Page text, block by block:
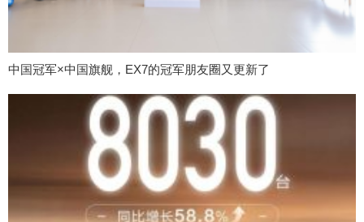
中国冠军×中国旗舰，EX7的冠军朋友圈又更新了